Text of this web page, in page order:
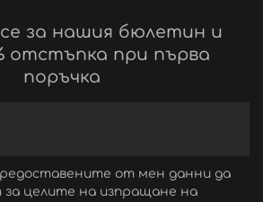
за нашия бюлетин и
отстъпка при първа
поръчка
от мен данни да
за целите на изпращане на